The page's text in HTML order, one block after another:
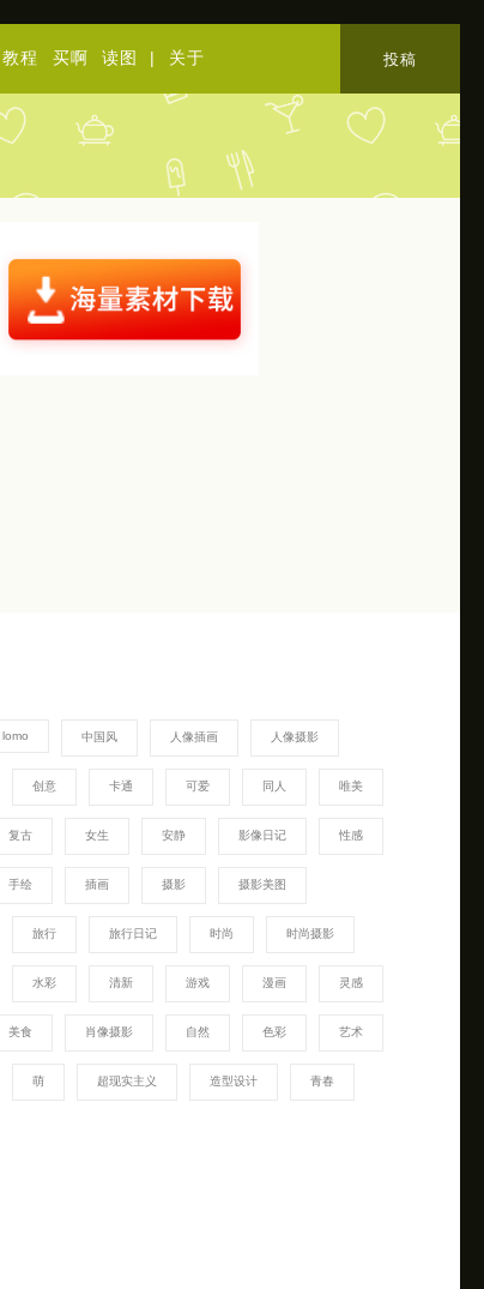
教程 买啊 读图 | 关于 投稿
lomo 中国风 人像插画 人像摄影
创意 卡通 可爱 同人 唯美
复古 女生 安静 影像日记 性感
手绘 插画 摄影 摄影美图
旅行 旅行日记 时尚 时尚摄影
水彩 清新 游戏 漫画 灵感
美食 肖像摄影 自然 色彩 艺术
萌 超现实主义 造型设计 青春